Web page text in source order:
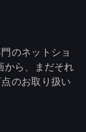
のネットショ
から、まだそれ
のお取り扱い